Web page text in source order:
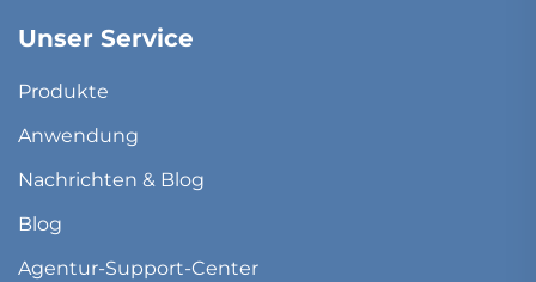
Unser Service
Produkte
Anwendung
Nachrichten & Blog
Blog
Agentur-Support-Center